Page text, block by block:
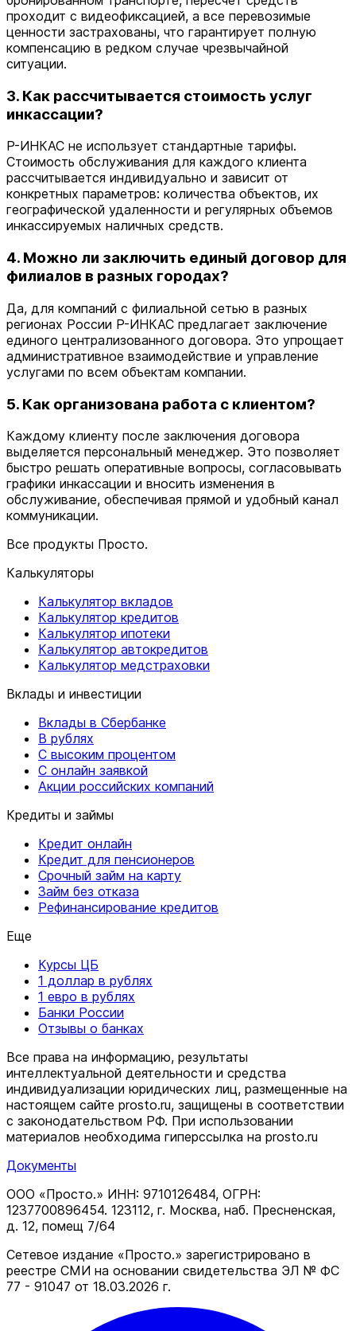
проходит с видеофиксацией, а все перевозимые
ценности застрахованы, что гарантирует полную
компенсацию в редком случае чрезвычайной
ситуации.
3. Как рассчитывается стоимость услуг
инкассации?
Р-ИНКАС не использует стандартные тарифы.
Стоимость обслуживания для каждого клиента
рассчитывается индивидуально и зависит от
конкретных параметров: количества объектов, их
географической удаленности и регулярных объемов
инкассируемых наличных средств.
4. Можно ли заключить единый договор для
филиалов в разных городах?
Да, для компаний с филиальной сетью в разных
регионах России Р-ИНКАС предлагает заключение
единого централизованного договора. Это упрощает
административное взаимодействие и управление
услугами по всем объектам компании.
5. Как организована работа с клиентом?
Каждому клиенту после заключения договора
выделяется персональный менеджер. Это позволяет
быстро решать оперативные вопросы, согласовывать
графики инкассации и вносить изменения в
обслуживание, обеспечивая прямой и удобный канал
коммуникации.
Все продукты Просто.
Калькуляторы
Калькулятор вкладов
Калькулятор кредитов
Калькулятор ипотеки
Калькулятор автокредитов
Калькулятор медстраховки
Вклады и инвестиции
Вклады в Сбербанке
В рублях
С высоким процентом
С онлайн заявкой
Акции российских компаний
Кредиты и займы
Кредит онлайн
Кредит для пенсионеров
Срочный займ на карту
Займ без отказа
Рефинансирование кредитов
Еще
Курсы ЦБ
1 доллар в рублях
1 евро в рублях
Банки России
Отзывы о банках
Все права на информацию, результаты
интеллектуальной деятельности и средства
индивидуализации юридических лиц, размещенные на
настоящем сайте prosto.ru, защищены в соответствии
c законодательством РФ. При использовании
материалов необходима гиперссылка на prosto.ru
Документы
ООО «Просто.» ИНН: 9710126484, ОГРН:
1237700896454. 123112, г. Москва, наб. Пресненская,
д. 12, помещ 7/64
Сетевое издание «Просто.» зарегистрировано в
реестре СМИ на основании свидетельства ЭЛ № ФС
77 - 91047 от 18.03.2026 г.